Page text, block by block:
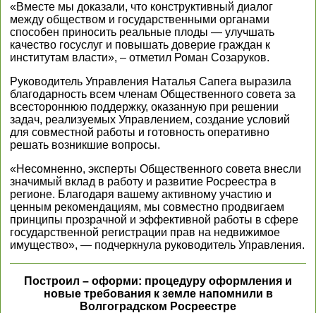
«Вместе мы доказали, что конструктивный диалог
между обществом и государственными органами
способен приносить реальные плоды — улучшать
качество госуслуг и повышать доверие граждан к
институтам власти», – отметил Роман Созаруков.
Руководитель Управления Наталья Сапега выразила
благодарность всем членам Общественного совета за
всестороннюю поддержку, оказанную при решении
задач, реализуемых Управлением, создание условий
для совместной работы и готовность оперативно
решать возникшие вопросы.
«Несомненно, эксперты Общественного совета внесли
значимый вклад в работу и развитие Росреестра в
регионе. Благодаря вашему активному участию и
ценным рекомендациям, мы совместно продвигаем
принципы прозрачной и эффективной работы в сфере
государственной регистрации прав на недвижимое
имущество», — подчеркнула руководитель Управления.
Построил – оформи: процедуру оформления и
новые требования к земле напомнили в
Волгоградском Росреестре